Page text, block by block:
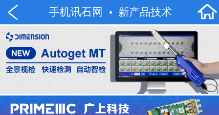
手机讯石网 新产品技术